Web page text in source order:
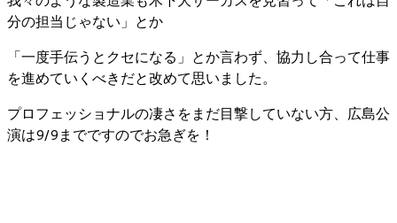
分の担当じゃない」とか
「一度手伝うとクセになる」とか言わず、協力し合って仕事
を進めていくべきだと改めて思いました。
プロフェッショナルの凄さをまだ目撃していない方、広島公
演は9/9までですのでお急ぎを！